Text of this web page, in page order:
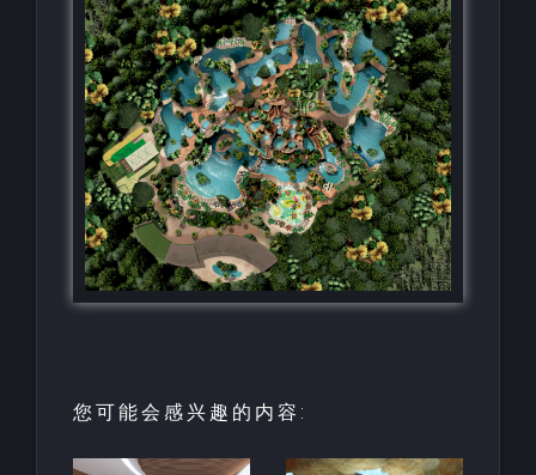
您可能会感兴趣的内容: